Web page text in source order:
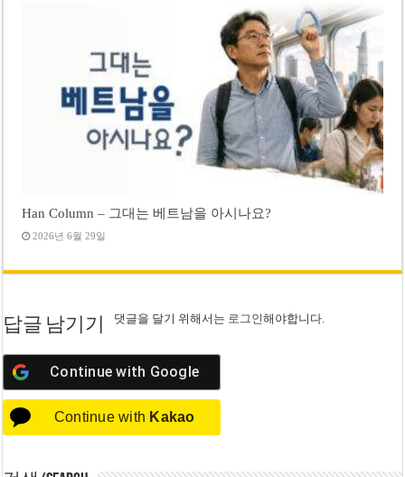
Han Column – 그대는 베트남을 아시나요?
2026년 6월 29일
답글 남기기 댓글을 달기 위해서는 로그인해야합니다.
Continue with Google
Continue with Kakao